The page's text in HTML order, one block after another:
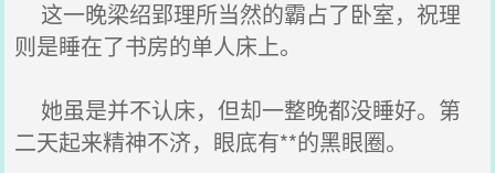
这一晚梁绍郢理所当然的霸占了卧室，祝理
则是睡在了书房的单人床上。
她虽是并不认床，但却一整晚都没睡好。第
二天起来精神不济，眼底有**的黑眼圈。